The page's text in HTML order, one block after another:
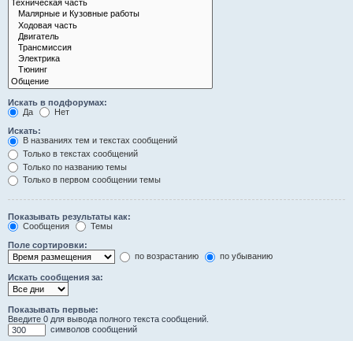
Искать в подфорумах:
Да
Нет
Искать:
В названиях тем и текстах сообщений
Только в текстах сообщений
Только по названию темы
Только в первом сообщении темы
Показывать результаты как:
Сообщения
Темы
Поле сортировки:
по возрастанию
по убыванию
Искать сообщения за:
Показывать первые:
Введите 0 для вывода полного текста сообщений.
символов сообщений